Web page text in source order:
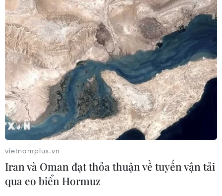
Cần Thơ xem xét đề xuất xây dựng Tổ
hợp Giáo dục-Đào tạo 636 tỷ đồng
06/08/2026 13:24
Cà Mau hợp nhất 4 trường cao đẳng,
tăng quy mô đào tạo nhân lực chất
lượng cao
06/08/2026 11:43
Các trường đại học sẽ xét tuyển thí
sinh Trường THTP chuyên Tuyên
vietnamplus.vn
Iran và Oman đạt thỏa thuận về tuyến vận tải
qua eo biển Hormuz